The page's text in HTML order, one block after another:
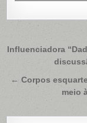
Post
Influenciadora
← Corpos
meio